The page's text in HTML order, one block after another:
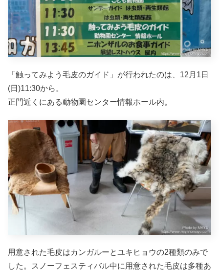
「触ってみよう毛皮のガイド」が行われたのは、12月1日
(日)11:30から。
正門近くにある動物園センター情報ホール内。
用意された毛皮はカンガルーとユキヒョウの2種類のみで
した。スノーフェスティバル中に用意された毛皮は多種あ